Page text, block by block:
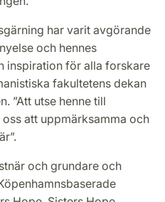
har varit avgörande
och hennes
inspiration för alla forskare
fakultetens dekan
”Att utse henne till
att uppmärksamma och
och grundare och